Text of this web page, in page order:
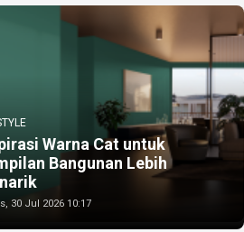
Warna Cat untuk
Bangunan Lebih
30 Jul 2026 10:17